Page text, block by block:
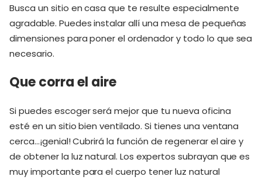
Busca un sitio en casa que te resulte especialmente
agradable. Puedes instalar allí una mesa de pequeñas
dimensiones para poner el ordenador y todo lo que sea
necesario.
Que corra el aire
Si puedes escoger será mejor que tu nueva oficina
esté en un sitio bien ventilado. Si tienes una ventana
cerca...¡genial! Cubrirá la función de regenerar el aire y
de obtener la luz natural. Los expertos subrayan que es
muy importante para el cuerpo tener luz natural